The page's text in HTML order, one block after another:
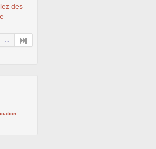
des
...